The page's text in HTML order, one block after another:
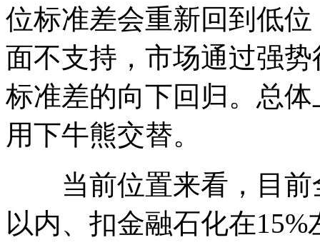
位标准差会重新回到低
面不支持，市场通过强
标准差的向下回归。总
用下牛熊交替。
当前位置来看，目前
以内、扣金融石化在